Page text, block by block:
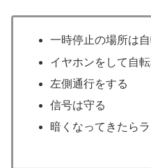
一時停止の場所は
イヤホンをして自
左側通行をする
信号は守る
暗くなってきたら